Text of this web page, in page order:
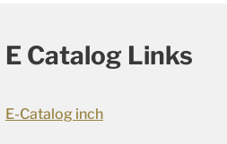
E Catalog Links
E-Catalog inch